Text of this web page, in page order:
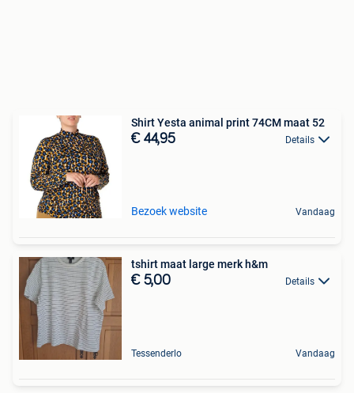
Shirt Yesta animal print 74CM maat 52
€ 44,95 Details
Bezoek website Vandaag
tshirt maat large merk h&m
€ 5,00 Details
Tessenderlo Vandaag